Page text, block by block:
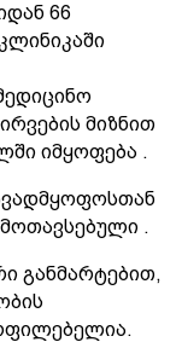
66
მიზნით
იმყოფება .
.
განმარტებით,